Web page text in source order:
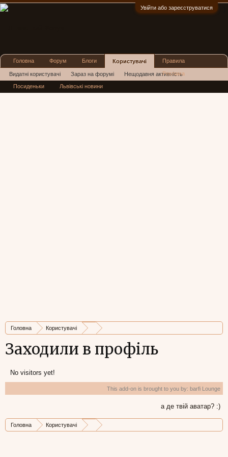
Увійти або зареєструватися
Головна Користувачі
Заходили в профіль
No visitors yet!
This add-on is brought to you by: barfi Lounge
а де твій аватар? :)
Головна Користувачі
Головна Форум Блоги Користувачі
Видатні користувачі Зараз на форумі Нещодавня активність
Нові повідомлення профілю
Правила
Реклама
Посиденьки Львівські новини